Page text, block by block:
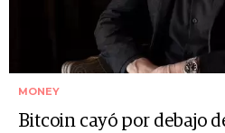
MONEY
Bitcoin cayó por debajo